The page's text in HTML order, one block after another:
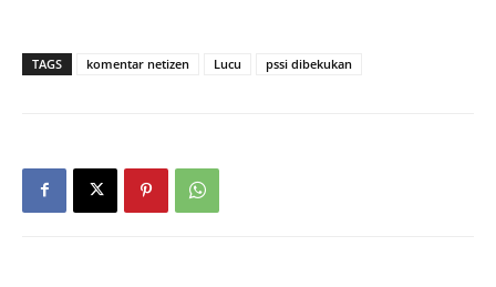
TAGS komentar netizen Lucu pssi dibekukan